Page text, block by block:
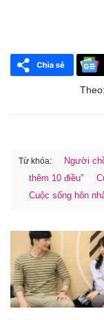
Từ khóa: Người
thêm 10 điều”
Cuộc sống hôn